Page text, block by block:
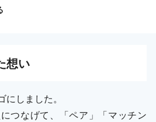
想い
しました。
つなげて、「ペア」「マッチン